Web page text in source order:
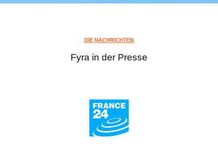
DIE NACHRICHTEN
Fyra in der Presse